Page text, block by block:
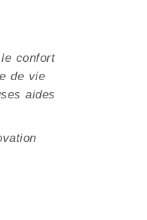
confort
de vie
aides